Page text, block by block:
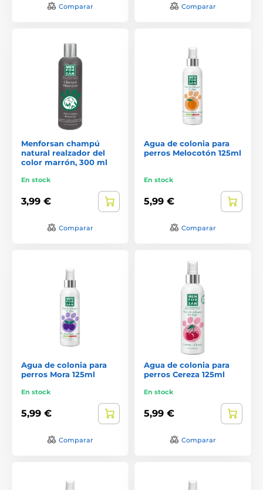
Comparar Comparar
Menforsan champú
natural realzador del
color marrón, 300 ml
En stock
3,99 €
Comparar
Agua de colonia para
perros Melocotón 125ml
En stock
5,99 €
Comparar
Agua de colonia para
perros Mora 125ml
En stock
5,99 €
Comparar
Agua de colonia para
perros Cereza 125ml
En stock
5,99 €
Comparar